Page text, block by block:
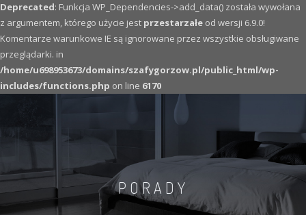
Deprecated: Funkcja WP_Dependencies->add_data() została wywołana
z argumentem, którego użycie jest przestarzałe od wersji 6.9.0!
Komentarze warunkowe IE są ignorowane przez wszystkie obsługiwane
przeglądarki. in
/home/u698953673/domains/szafygorzow.pl/public_html/wp-
includes/functions.php on line 6170
PORADY